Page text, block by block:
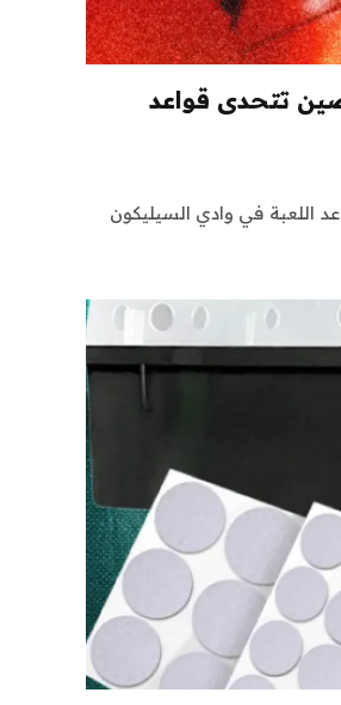
تتحدى قواعد
اللعبة في وادي السيليكون